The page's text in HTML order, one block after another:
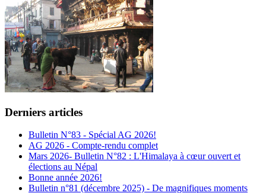
Derniers articles
Bulletin N°83 - Spécial AG 2026!
AG 2026 - Compte-rendu complet
Mars 2026- Bulletin N°82 : L'Himalaya à cœur ouvert et
élections au Népal
Bonne année 2026!
Bulletin n°81 (décembre 2025) - De magnifiques moments